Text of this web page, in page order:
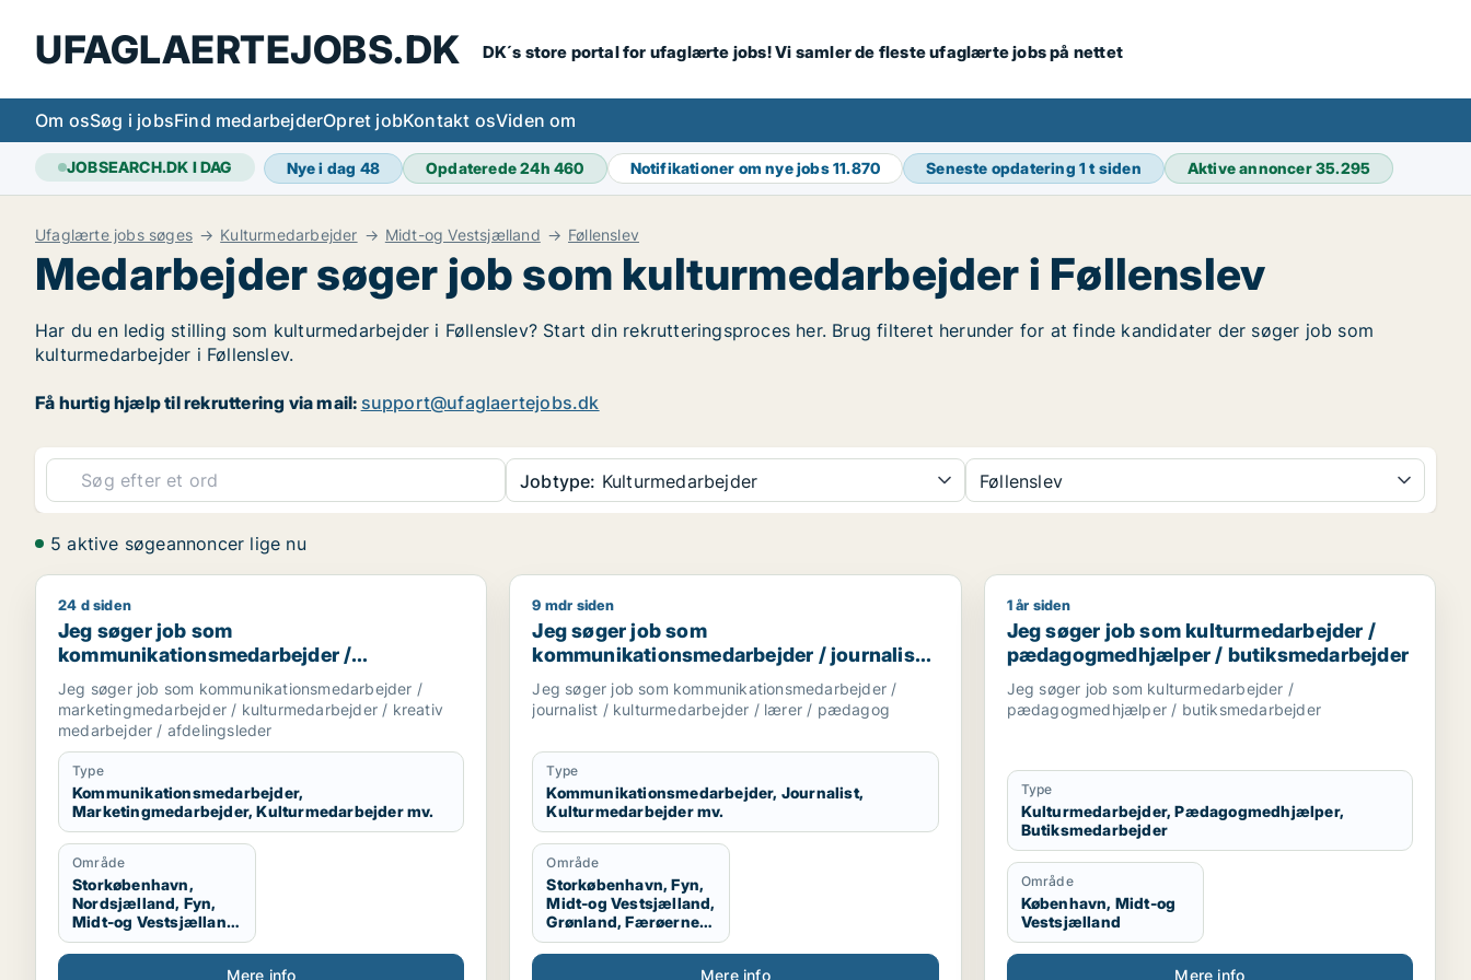
UFAGLAERTEJOBS.DK DK´s store portal for ufaglærte jobs! Vi samler de fleste ufaglærte jobs på nettet
Om osSøg i jobsFind medarbejderOpret jobKontakt osViden om
JOBSEARCH.DK I DAG Nye i dag 48 Opdaterede 24h460 Notifikationer om nye jobs11.870 Seneste opdatering1 t siden Aktive annoncer35.295
Ufaglærte jobs søges Kulturmedarbejder Midt-og Vestsjælland Føllenslev
Medarbejder søger job som kulturmedarbejder i Føllenslev
Har du en ledig stilling som kulturmedarbejder i Føllenslev? Start din rekrutteringsproces her. Brug filteret herunder for at finde kandidater der søger job som
kulturmedarbejder i Føllenslev.
Få hurtig hjælp til rekruttering via mail: support@ufaglaertejobs.dk
Jobtype: Kulturmedarbejder Føllenslev
5 aktive søgeannoncer lige nu
Jeg søger job som kommunikationsmedarbejder / marketingmedarbejder / kulturmedarbejder / kreativ medarbejder / afdelingsleder
24 d siden
Jeg søger job som
kommunikationsmedarbejder /
marketingmedarbejder /
kulturmedarbejder / kreativ medarbejder /
afdelingsleder
Jeg søger job som kommunikationsmedarbejder /
marketingmedarbejder / kulturmedarbejder / kreativ
medarbejder / afdelingsleder
Type
Kommunikationsmedarbejder,
Marketingmedarbejder, Kulturmedarbejder mv.
Område
Storkøbenhavn,
Nordsjælland, Fyn,
Midt-og Vestsjælland,
Sydsjælland, Hele
Sjælland
Mere info
Jeg søger job som kommunikationsmedarbejder / journalist / kulturmedarbejder / lærer / pædagog
9 mdr siden
Jeg søger job som
kommunikationsmedarbejder / journalist /
kulturmedarbejder / lærer / pædagog
Jeg søger job som kommunikationsmedarbejder /
journalist / kulturmedarbejder / lærer / pædagog
Type
Kommunikationsmedarbejder, Journalist,
Kulturmedarbejder mv.
Område
Storkøbenhavn, Fyn,
Midt-og Vestsjælland,
Grønland, Færøerne,
Udlandet
Mere info
Jeg søger job som kulturmedarbejder /
1 år siden
Jeg søger job som kulturmedarbejder /
pædagogmedhjælper / butiksmedarbejder
Jeg søger job som kulturmedarbejder /
pædagogmedhjælper / butiksmedarbejder
Type
Kulturmedarbejder, Pædagogmedhjælper,
Butiksmedarbejder
Område
København, Midt-og
Vestsjælland
Mere info